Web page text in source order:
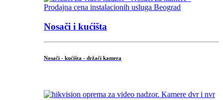
Nosači i kućišta
Nosači - kućišta - držači kamera